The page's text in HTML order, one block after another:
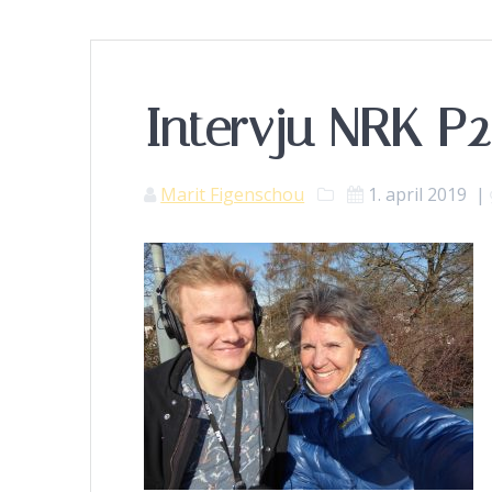
Intervju NRK P2
Marit Figenschou 1. april 2019 |